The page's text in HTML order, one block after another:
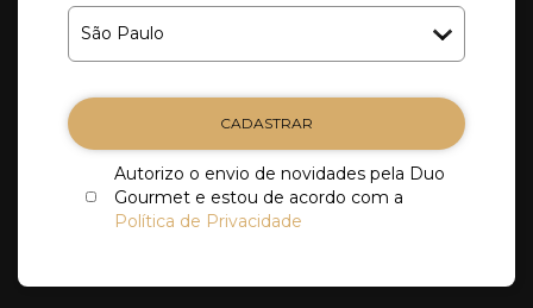
CADASTRAR
Autorizo o envio de novidades pela Duo
Gourmet e estou de acordo com a
Política de Privacidade